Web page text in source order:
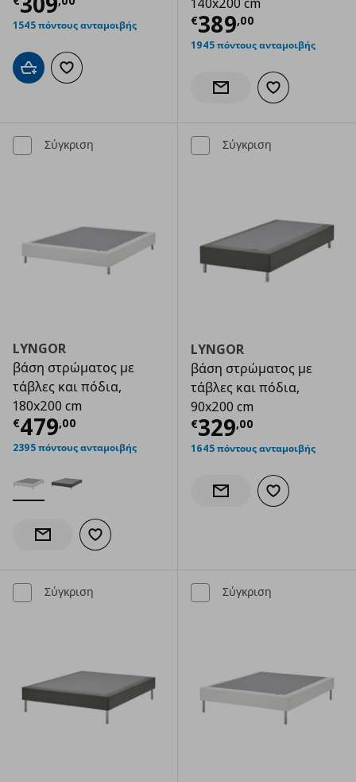
1545 πόντους ανταμοιβής
Προσθήκη στο καλάθι
Προσθήκη στα αγαπημένα
€389,00
Τρέχουσα
1945 πόντους ανταμοιβής
Ενημέρωση διαθεσιμότητας
Προσθήκη στα
Σύγκριση
LYNGOR
βάση στρώματος με
τάβλες και πόδια,
180x200 cm
€479,00
Τρέχουσα τιμή € 479,00
2395 πόντους ανταμοιβής
Ενημέρωση διαθεσιμότητας
Προσθήκη στα αγαπημένα
Σύγκριση
LYNGOR
βάση στρώματος με
τάβλες και πόδια,
90x200 cm
€329,00
Τρέχουσα
1645 πόντους ανταμοιβής
Ενημέρωση διαθεσιμότητας
Προσθήκη στα
Σύγκριση Σύγκριση